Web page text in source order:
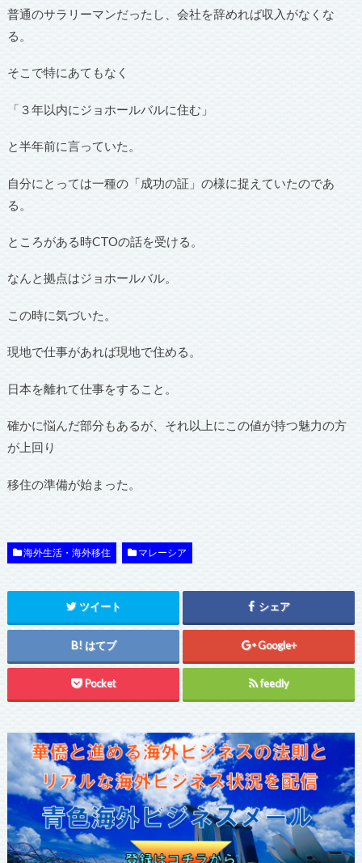
普通のサラリーマンだったし、会社を辞めれば収入がなくな
る。
そこで特にあてもなく
「３年以内にジョホールバルに住む」
と半年前に言っていた。
自分にとっては一種の「成功の証」の様に捉えていたのであ
る。
ところがある時CTOの話を受ける。
なんと拠点はジョホールバル。
この時に気づいた。
現地で仕事があれば現地で住める。
日本を離れて仕事をすること。
確かに悩んだ部分もあるが、それ以上にこの値が持つ魅力の方
が上回り
移住の準備が始まった。
海外生活・海外移住 マレーシア
ツイート シェア
はてブ Google+
Pocket feedly